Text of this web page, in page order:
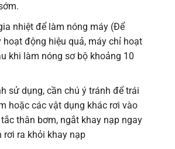
nhiệt để làm nóng máy (Để
động hiệu quả, máy chỉ hoạt
khi làm nóng sơ bộ khoảng 10
sử dụng, cần chú ý tránh để trái
hoặc các vật dụng khác rơi vào
thân bơm, ngắt khay nạp ngay
rơi ra khỏi khay nạp